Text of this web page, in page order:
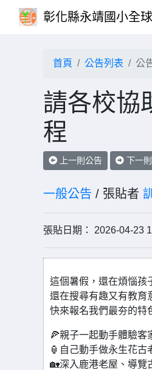
彰化縣永靖國小全
首頁 公告列表 公
請各校協
程
上一則公告 下一
一般公告 / 張貼者
張貼日期： 2026-04-23
這個暑假，還在煩惱孩
還在搜尋有趣又有教育
快來報名我們最夯的特
🍕親子一起動手體驗客
🏮自己動手做永生花古
🏡深入鹿港老屋、導覽